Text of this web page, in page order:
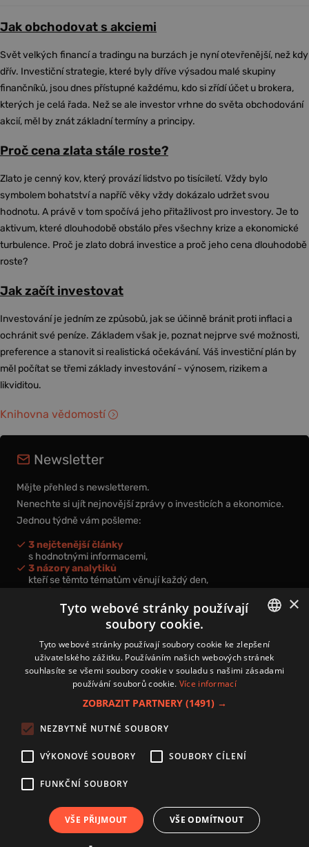
Jak obchodovat s akciemi
Svět velkých financí a tradingu na burzách je nyní otevřenější, než kdy
dřív. Investiční strategie, které byly dříve výsadou malé skupiny
finančníků, jsou dnes přístupné každému, kdo si zřídí účet u brokera,
kterých je celá řada. Než se ale investor vrhne do světa obchodování
akcií, měl by znát základní termíny a principy.
Proč cena zlata stále roste?
Zlato je cenný kov, který provází lidstvo po tisíciletí. Vždy bylo
symbolem bohatství a napříč věky vždy dokázalo udržet svou
hodnotu. A právě v tom spočívá jeho přitažlivost pro investory. Je to
aktivum, které dlouhodobě obstálo přes všechny krize a ekonomické
turbulence. Proč je zlato dobrá investice a proč jeho cena dlouhodobě
roste?
Jak začít investovat
Investování je jedním ze způsobů, jak se účinně bránit proti inflaci a
ochránit své peníze. Základem však je, poznat nejprve své možnosti,
preference a stanovit si realistická očekávání. Váš investiční plán by
měl počítat se třemi základy investování - výnosem, rizikem a
likviditou.
Knihovna vědomostí
Newsletter
Mějte přehled s newsletterem.
Nenechte si ujít nejnovější zprávy o investicích a ekonomice.
Jednou týdně vám pošleme:
3 nejčtenější články
s hodnotnými informacemi,
3 názory analytiků
kteří se těmto tématům věnují každý den,
nová videa a podcasty
k prohloubení vašich znalostí.
Přihlášením k newsletteru vyjadřujete svůj souhlas spodmínkami
zpracování osobních údajů.
Zásady používání souborů cookies
Autoři
Nastavení cookies
CZECH
×
Tyto webové stránky používají
soubory cookie.
Tyto webové stránky používají soubory cookie ke zlepšení
uživatelského zážitku. Používáním našich webových stránek
souhlasíte se všemi soubory cookie v souladu s našimi zásadami
používání souborů cookie. Více informací
ZOBRAZIT PARTNERY (1491) →
NEZBYTNĚ NUTNÉ SOUBORY
VÝKONOVÉ SOUBORY SOUBORY CÍLENÍ
FUNKČNÍ SOUBORY
VŠE PŘIJMOUT VŠE ODMÍTNOUT